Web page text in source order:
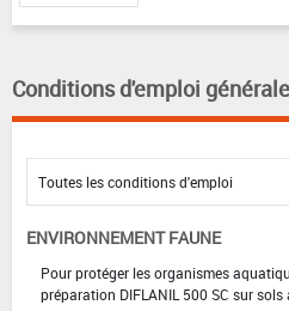
Conditions d'emploi
ENVIRONNEMENT FAUNE
Pour protéger les organismes
préparation DIFLANIL 500 SC sur